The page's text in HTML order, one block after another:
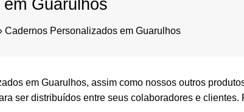
Guarulhos
Cadernos Personalizados em Guarulhos
em Guarulhos, assim como nossos outros
ser distribuídos entre seus colaboradores e clientes.